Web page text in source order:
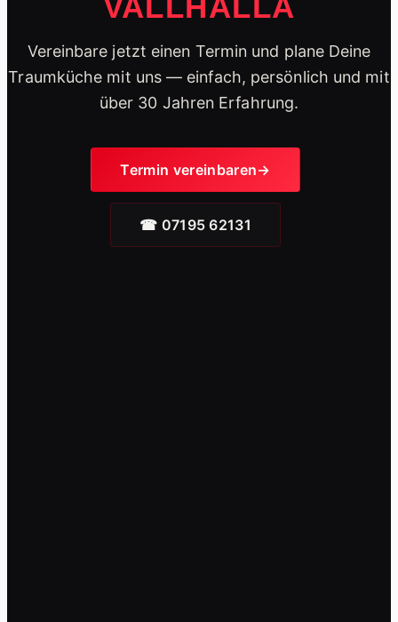
Unser Küchenstudio entdecken
VALLHALLA
Vereinbare jetzt einen Termin und plane Deine
Traumküche mit uns — einfach, persönlich und mit
über 30 Jahren Erfahrung.
Termin vereinbaren
☎ 07195 62131